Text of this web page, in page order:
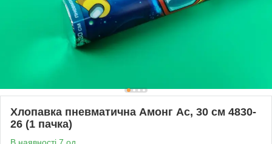
Хлопавка пневматична Амонг Ас, 30 см 4830-
26 (1 пачка)
В наявності 7 од.